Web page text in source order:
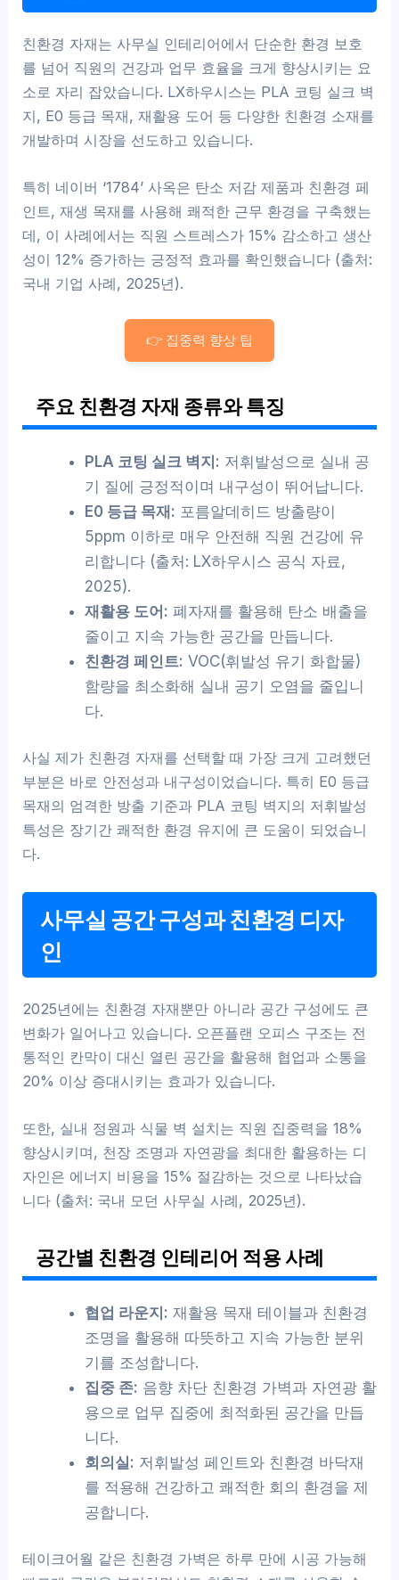
친환경 자재는 사무실 인테리어에서 단순한 환경 보호
를 넘어 직원의 건강과 업무 효율을 크게 향상시키는 요
소로 자리 잡았습니다. LX하우시스는 PLA 코팅 실크 벽
지, E0 등급 목재, 재활용 도어 등 다양한 친환경 소재를
개발하며 시장을 선도하고 있습니다.
특히 네이버 ‘1784’ 사옥은 탄소 저감 제품과 친환경 페
인트, 재생 목재를 사용해 쾌적한 근무 환경을 구축했는
데, 이 사례에서는 직원 스트레스가 15% 감소하고 생산
성이 12% 증가하는 긍정적 효과를 확인했습니다 (출처:
국내 기업 사례, 2025년).
👉 집중력 향상 팁
주요 친환경 자재 종류와 특징
PLA 코팅 실크 벽지: 저휘발성으로 실내 공
기 질에 긍정적이며 내구성이 뛰어납니다.
E0 등급 목재: 포름알데히드 방출량이
5ppm 이하로 매우 안전해 직원 건강에 유
리합니다 (출처: LX하우시스 공식 자료,
2025).
재활용 도어: 폐자재를 활용해 탄소 배출을
줄이고 지속 가능한 공간을 만듭니다.
친환경 페인트: VOC(휘발성 유기 화합물)
함량을 최소화해 실내 공기 오염을 줄입니
다.
사실 제가 친환경 자재를 선택할 때 가장 크게 고려했던
부분은 바로 안전성과 내구성이었습니다. 특히 E0 등급
목재의 엄격한 방출 기준과 PLA 코팅 벽지의 저휘발성
특성은 장기간 쾌적한 환경 유지에 큰 도움이 되었습니
다.
사무실 공간 구성과 친환경 디자
인
2025년에는 친환경 자재뿐만 아니라 공간 구성에도 큰
변화가 일어나고 있습니다. 오픈플랜 오피스 구조는 전
통적인 칸막이 대신 열린 공간을 활용해 협업과 소통을
20% 이상 증대시키는 효과가 있습니다.
또한, 실내 정원과 식물 벽 설치는 직원 집중력을 18%
향상시키며, 천장 조명과 자연광을 최대한 활용하는 디
자인은 에너지 비용을 15% 절감하는 것으로 나타났습
니다 (출처: 국내 모던 사무실 사례, 2025년).
공간별 친환경 인테리어 적용 사례
협업 라운지: 재활용 목재 테이블과 친환경
조명을 활용해 따뜻하고 지속 가능한 분위
기를 조성합니다.
집중 존: 음향 차단 친환경 가벽과 자연광 활
용으로 업무 집중에 최적화된 공간을 만듭
니다.
회의실: 저휘발성 페인트와 친환경 바닥재
를 적용해 건강하고 쾌적한 회의 환경을 제
공합니다.
테이크어월 같은 친환경 가벽은 하루 만에 시공 가능해